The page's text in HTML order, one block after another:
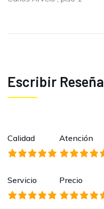
Escribir Reseña
Calidad Atención
Servicio Precio